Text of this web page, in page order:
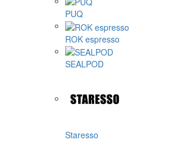
PUQ
ROK espresso
SEALPOD
Staresso